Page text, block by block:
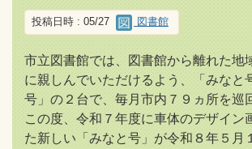
投稿日時 : 05/27 図書館
市立図書館では、図書館から離れた地
に親しんでいただけるよう、「みなと
号」の２台で、毎月市内７９ヵ所を巡
この度、令和７年度に車体のデザイン
た新しい「みなと号」が令和８年５月